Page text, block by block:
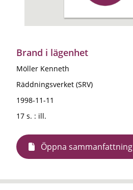
Brand i lägenhet
Möller Kenneth
Räddningsverket (SRV)
1998-11-11
17 s. : ill.
Öppna sammanfattning